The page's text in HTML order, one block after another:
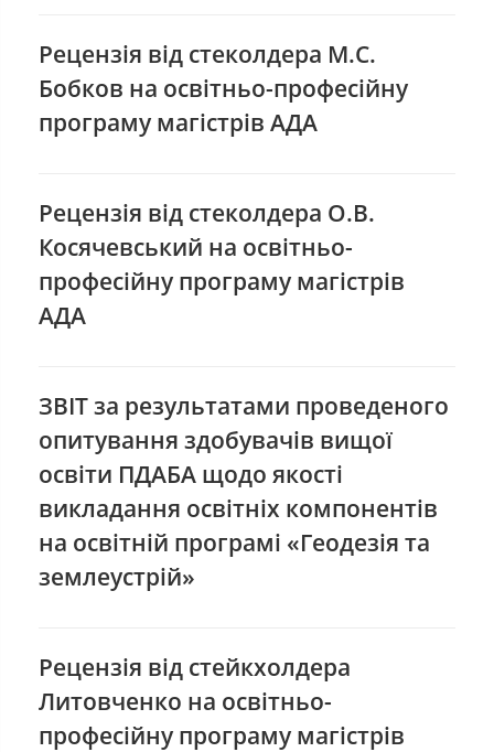
Рецензія від стеколдера М.С.
Бобков на освітньо-професійну
програму магістрів АДА
Рецензія від стеколдера О.В.
Косячевський на освітньо-
професійну програму магістрів
АДА
ЗВІТ за результатами проведеного
опитування здобувачів вищої
освіти ПДАБА щодо якості
викладання освітніх компонентів
на освітній програмі «Геодезія та
землеустрій»
Рецензія від стейкхолдера
Литовченко на освітньо-
професійну програму магістрів